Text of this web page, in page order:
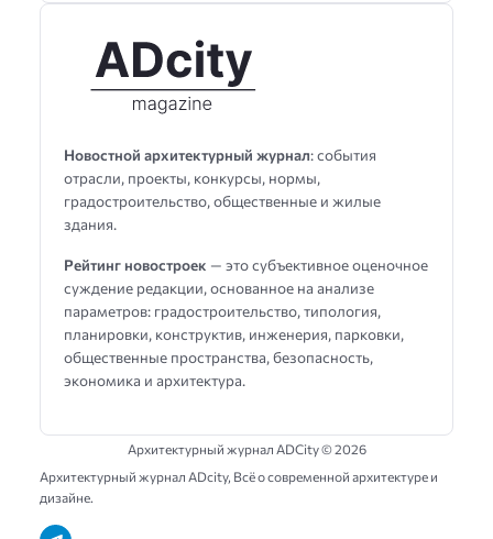
Новостной архитектурный журнал: события
отрасли, проекты, конкурсы, нормы,
градостроительство, общественные и жилые
здания.
Рейтинг новостроек — это субъективное оценочное
суждение редакции, основанное на анализе
параметров: градостроительство, типология,
планировки, конструктив, инженерия, парковки,
общественные пространства, безопасность,
экономика и архитектура.
Архитектурный журнал ADCity ©2026
Архитектурный журнал ADсity, Всё о современной архитектуре и
дизайне.